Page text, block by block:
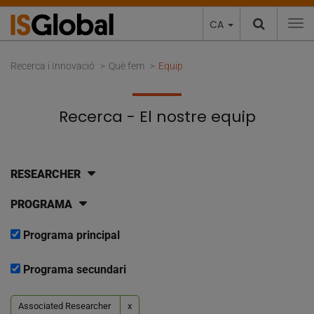
CA
Recerca i Innovació Què fem Equip
Recerca - El nostre equip
RESEARCHER
PROGRAMA
Programa principal
Programa secundari
Associated Researcher x